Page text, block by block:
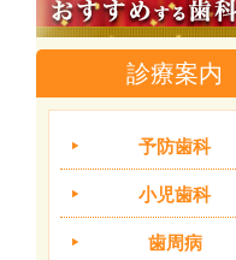
診療案内
予防歯科
小児歯科
歯周病